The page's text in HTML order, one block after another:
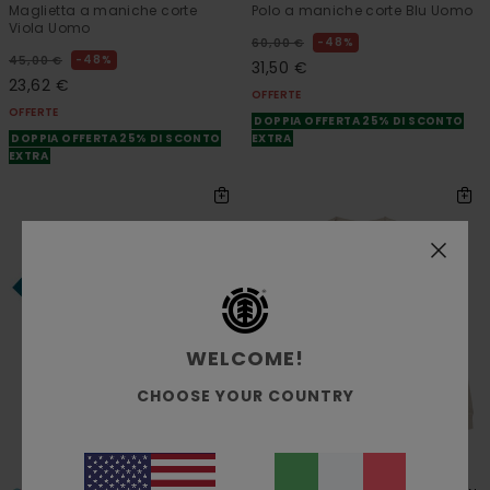
Maglietta a maniche corte
Viola Uomo
45,00 € 48%
23,62 €
OFFERTE
DOPPIA OFFERTA 25% DI SCONTO
EXTRA
Polo a maniche corte Blu Uomo
60,00 € 48%
31,50 €
OFFERTE
DOPPIA OFFERTA 25% DI SCONTO
EXTRA
WELCOME!
CHOOSE YOUR COUNTRY